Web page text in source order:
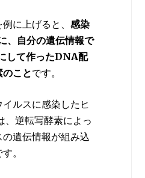
に上げると、 感染
、自分の遺伝情報で
して作ったDNA配
ことです。
ルスに感染したヒ
、逆転写酵素によっ
遺伝情報が組み込
。